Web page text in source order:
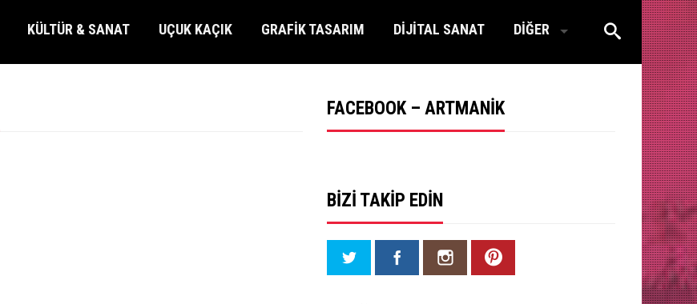
KÜLTÜR & SANAT UÇUK KAÇIK GRAFİK TASARIM DİJİTAL SANAT DİĞER
FACEBOOK – ARTMANIK
BIZI TAKIP EDIN